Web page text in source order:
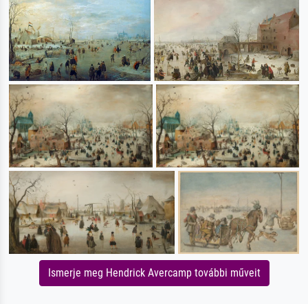
Ismerje meg Hendrick Avercamp további műveit